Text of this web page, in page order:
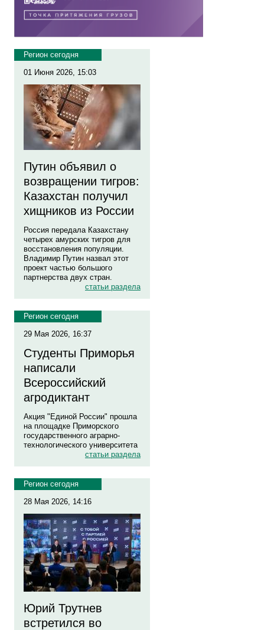
Регион сегодня
01 Июня 2026, 15:03
Путин объявил о
возвращении тигров:
Казахстан получил
хищников из России
Россия передала Казахстану
четырех амурских тигров для
восстановления популяции.
Владимир Путин назвал этот
проект частью большого
партнерства двух стран.
статьи раздела
Регион сегодня
29 Мая 2026, 16:37
Студенты Приморья
написали
Всероссийский
агродиктант
Акция "Единой России" прошла
на площадке Приморского
государственного аграрно-
технологического университета
статьи раздела
Регион сегодня
28 Мая 2026, 14:16
Юрий Трутнев
встретился во